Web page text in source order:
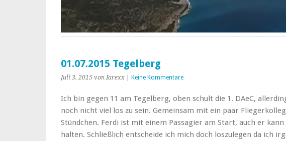
01.07.2015 Tegelberg
Juli 3, 2015 von Iarexx Keine Kommentare
Ich bin gegen 11 am Tegelberg, oben schult die 1. DAeC,
noch nicht viel los zu sein. Gemeinsam mit ein paar
Stündchen. Ferdi ist mit einem Passagier am Start, auch er
halten. Schließlich entscheide ich mich doch loszulegen da ich